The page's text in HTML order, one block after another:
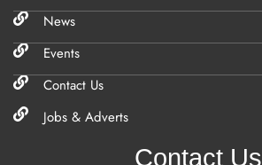
News
Events
Contact Us
Jobs & Adverts
Contact Us